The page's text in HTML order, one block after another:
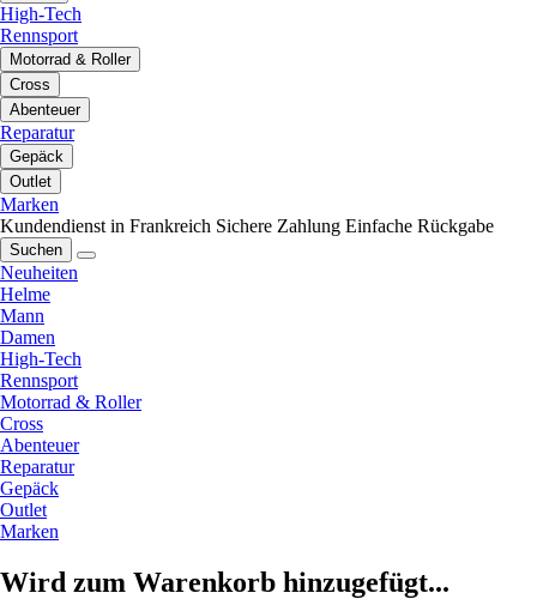
High-Tech
Rennsport
Motorrad & Roller
Cross
Abenteuer
Reparatur
Gepäck
Outlet
Marken
Kundendienst in Frankreich Sichere Zahlung Einfache Rückgabe
Suchen
Neuheiten
Helme
Mann
Damen
High-Tech
Rennsport
Motorrad & Roller
Cross
Abenteuer
Reparatur
Gepäck
Outlet
Marken
Wird zum Warenkorb hinzugefügt...